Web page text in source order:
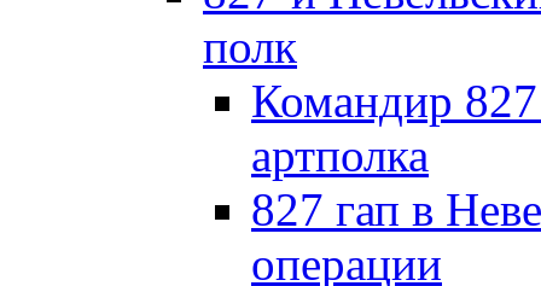
полк
Командир 827
артполка
827 гап в
операции